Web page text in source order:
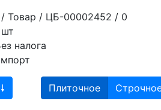
/ Товар / ЦБ-00002452 / 0
шт
налога
Плиточное